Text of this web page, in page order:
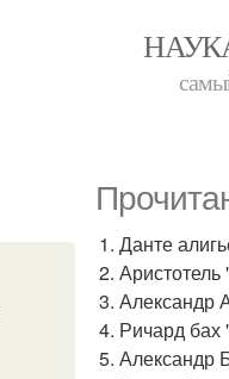
1. Данте
2.
3. Александр
4. Ричард
5. Александр